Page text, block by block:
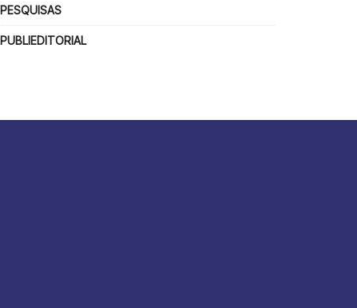
PESQUISAS
PUBLIEDITORIAL